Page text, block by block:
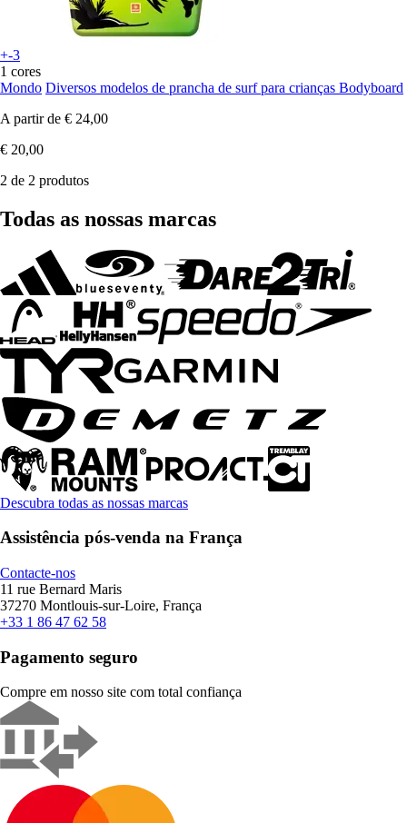
+-3
1 cores
Mondo Diversos modelos de prancha de surf para crianças Bodyboard
A partir de € 24,00
€ 20,00
2 de 2 produtos
Todas as nossas marcas
Descubra todas as nossas marcas
Assistência pós-venda na França
Contacte-nos
11 rue Bernard Maris
37270 Montlouis-sur-Loire, França
+33 1 86 47 62 58
Pagamento seguro
Compre em nosso site com total confiança